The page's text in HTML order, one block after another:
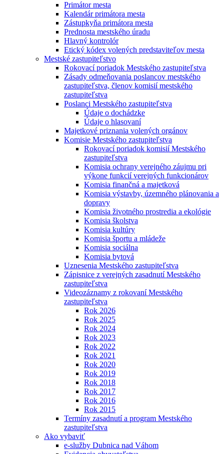
Primátor mesta
Kalendár primátora mesta
Zástupkyňa primátora mesta
Prednosta mestského úradu
Hlavný kontrolór
Etický kódex volených predstaviteľov mesta
Mestské zastupiteľstvo
Rokovací poriadok Mestského zastupiteľstva
Zásady odmeňovania poslancov mestského
zastupiteľstva, členov komisií mestského
zastupiteľstva
Poslanci Mestského zastupiteľstva
Údaje o dochádzke
Údaje o hlasovaní
Majetkové priznania volených orgánov
Komisie Mestského zastupiteľstva
Rokovací poriadok komisií Mestského
zastupiteľstva
Komisia ochrany verejného záujmu pri
výkone funkcií verejných funkcionárov
Komisia finančná a majetková
Komisia výstavby, územného plánovania a
dopravy
Komisia životného prostredia a ekológie
Komisia školstva
Komisia kultúry
Komisia športu a mládeže
Komisia sociálna
Komisia bytová
Uznesenia Mestského zastupiteľstva
Zápisnice z verejných zasadnutí Mestského
zastupiteľstva
Videozáznamy z rokovaní Mestského
zastupiteľstva
Rok 2026
Rok 2025
Rok 2024
Rok 2023
Rok 2022
Rok 2021
Rok 2020
Rok 2019
Rok 2018
Rok 2017
Rok 2016
Rok 2015
Termíny zasadnutí a program Mestského
zastupiteľstva
Ako vybaviť
e-služby Dubnica nad Váhom